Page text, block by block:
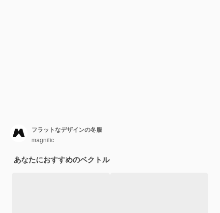
フラットなデザインの冬服
magnific
あなたにおすすめのベクトル